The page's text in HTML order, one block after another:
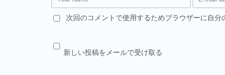
次回のコメントで使用するためブラウザーに自分
新しい投稿をメールで受け取る